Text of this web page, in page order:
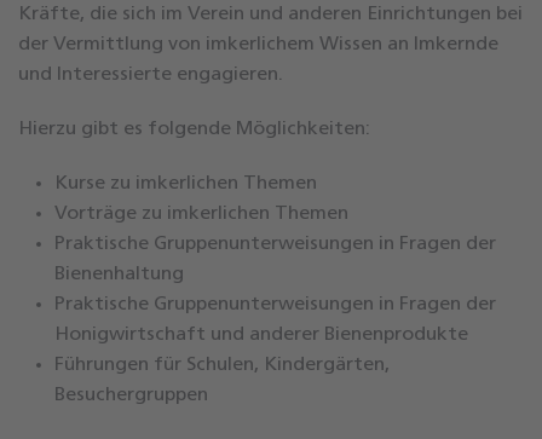
Kräfte, die sich im Verein und anderen Einrichtungen bei
der Vermittlung von imkerlichem Wissen an Imkernde
und Interessierte engagieren.
Hierzu gibt es folgende Möglichkeiten:
Kurse zu imkerlichen Themen
Vorträge zu imkerlichen Themen
Praktische Gruppenunterweisungen in Fragen der
Bienenhaltung
Praktische Gruppenunterweisungen in Fragen der
Honigwirtschaft und anderer Bienenprodukte
Führungen für Schulen, Kindergärten,
Besuchergruppen